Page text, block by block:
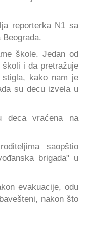
reporterka N1 sa
škole. Jedan od
i da pretražuje
kako nam je
su decu izvela u
vraćena na
saopštio
brigada" u
evakuacije, odu
nakon što